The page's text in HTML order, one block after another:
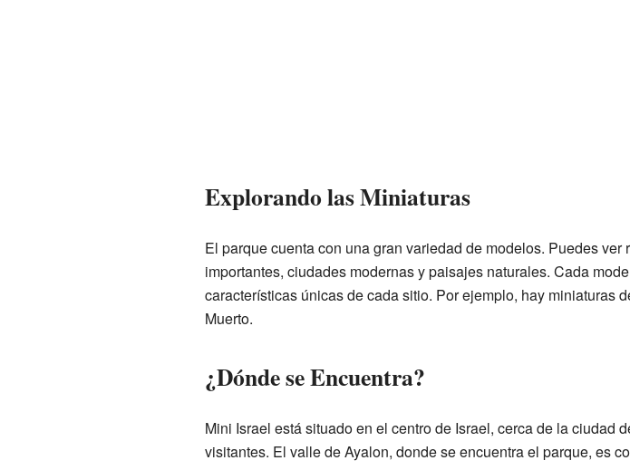
Explorando las Miniaturas
El parque cuenta con una gran variedad de modelos. Puedes
importantes, ciudades modernas y paisajes naturales. Cada
características únicas de cada sitio. Por ejemplo, hay miniaturas
Muerto.
¿Dónde se Encuentra?
Mini Israel está situado en el centro de Israel, cerca de la ciudad
visitantes. El valle de Ayalon, donde se encuentra el parque, es